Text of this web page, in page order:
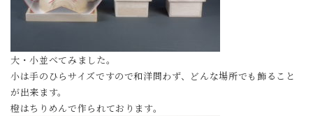
大・小並べてみました。
小は手のひらサイズですので和洋問わず、どんな場所でも飾ること
が出来ます。
橙はちりめんで作られております。